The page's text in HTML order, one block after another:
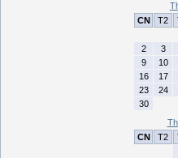
CN
T2
2
3
9
10
16
17
23
24
30
CN
T2